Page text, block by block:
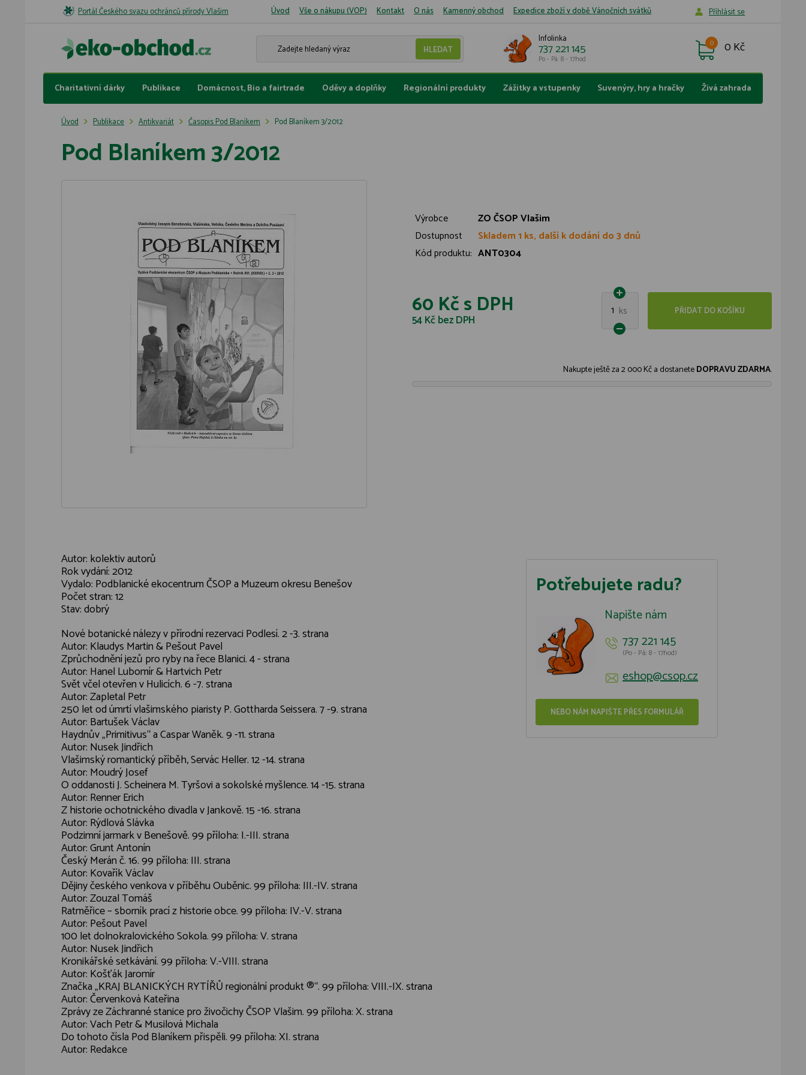
Portál Českého svazu ochránců přírody Vlašim Úvod Vše o nákupu (VOP) Kontakt O nás Kamenný obchod Expedice zboží v době Vánočních svátků Příhlásit se
Infolinka
737 221 145
Po - Pá: 8 - 17hod
0 Kč
0
Charitativní dárky Publikace Domácnost, Bio a fairtrade Oděvy a doplňky Regionální produkty Zážitky a vstupenky Suvenýry, hry a hračky Živá zahrada
Úvod Publikace Antikvariát Časopis Pod Blaníkem Pod Blaníkem 3/2012
Pod Blaníkem 3/2012
Výrobce
ZO ČSOP Vlašim
Dostupnost
Skladem 1 ks, další k dodání do 3 dnů
Kód produktu: ANT0304
60 Kčs DPH
54 Kčbez DPH
1 ks PŘIDAT DO KOŠÍKU
Nakupte ještě za2 000 Kča dostaneteDOPRAVU ZDARMA.
Autor: kolektiv autorů
Rok vydání: 2012
Vydalo: Podblanické ekocentrum ČSOP a Muzeum okresu Benešov
Počet stran: 12
Stav: dobrý
Nové botanické nálezy v přírodní rezervaci Podlesí. 2 -3. strana
Autor: Klaudys Martin & Pešout Pavel
Zprůchodnění jezů pro ryby na řece Blanici. 4 - strana
Autor: Hanel Lubomír & Hartvich Petr
Svět včel otevřen v Hulicích. 6 -7. strana
Autor: Zapletal Petr
250 let od úmrtí vlašimského piaristy P. Gottharda Seissera. 7 -9. strana
Autor: Bartušek Václav
Haydnův „Primitivus“ a Caspar Waněk. 9 -11. strana
Autor: Nusek Jindřich
Vlašimský romantický příběh, Servác Heller. 12 -14. strana
Autor: Moudrý Josef
O oddanosti J. Scheinera M. Tyršovi a sokolské myšlence. 14 -15. strana
Autor: Renner Erich
Z historie ochotnického divadla v Jankově. 15 -16. strana
Autor: Rýdlová Slávka
Podzimní jarmark v Benešově. 99 příloha: I.-III. strana
Autor: Grunt Antonín
Český Merán č. 16. 99 příloha: III. strana
Autor: Kovařík Václav
Dějiny českého venkova v příběhu Ouběnic. 99 příloha: III.-IV. strana
Autor: Zouzal Tomáš
Ratměřice – sborník prací z historie obce. 99 příloha: IV.-V. strana
Autor: Pešout Pavel
100 let dolnokralovického Sokola. 99 příloha: V. strana
Autor: Nusek Jindřich
Kronikářské setkávání. 99 příloha: V.-VIII. strana
Autor: Košťák Jaromír
Značka „KRAJ BLANICKÝCH RYTÍŘŮ regionální produkt ®“. 99 příloha: VIII.-IX. strana
Autor: Červenková Kateřina
Zprávy ze Záchranné stanice pro živočichy ČSOP Vlašim. 99 příloha: X. strana
Autor: Vach Petr & Musilová Michala
Do tohoto čísla Pod Blaníkem přispěli. 99 příloha: XI. strana
Autor: Redakce
Potřebujete radu?
Napište nám
737 221 145
(Po - Pá: 8 - 17hod)
eshop@csop.cz
NEBO NÁM NAPIŠTE PŘES FORMULÁŘ